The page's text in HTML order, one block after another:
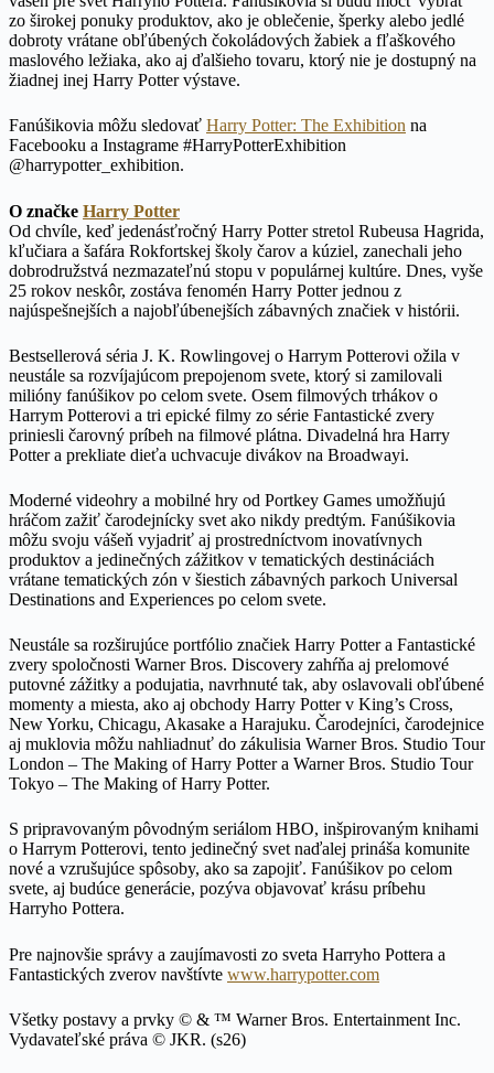
zo širokej ponuky produktov, ako je oblečenie, šperky alebo jedlé
dobroty vrátane obľúbených čokoládových žabiek a fľaškového
maslového ležiaka, ako aj ďalšieho tovaru, ktorý nie je dostupný na
žiadnej inej Harry Potter výstave.
Fanúšikovia môžu sledovať Harry Potter: The Exhibition na
Facebooku a Instagrame #HarryPotterExhibition
@harrypotter_exhibition.
O značke Harry Potter
Od chvíle, keď jedenásťročný Harry Potter stretol Rubeusa Hagrida,
kľučiara a šafára Rokfortskej školy čarov a kúziel, zanechali jeho
dobrodružstvá nezmazateľnú stopu v populárnej kultúre. Dnes, vyše
25 rokov neskôr, zostáva fenomén Harry Potter jednou z
najúspešnejších a najobľúbenejších zábavných značiek v histórii.
Bestsellerová séria J. K. Rowlingovej o Harrym Potterovi ožila v
neustále sa rozvíjajúcom prepojenom svete, ktorý si zamilovali
milióny fanúšikov po celom svete. Osem filmových trhákov o
Harrym Potterovi a tri epické filmy zo série Fantastické zvery
priniesli čarovný príbeh na filmové plátna. Divadelná hra Harry
Potter a prekliate dieťa uchvacuje divákov na Broadwayi.
Moderné videohry a mobilné hry od Portkey Games umožňujú
hráčom zažiť čarodejnícky svet ako nikdy predtým. Fanúšikovia
môžu svoju vášeň vyjadriť aj prostredníctvom inovatívnych
produktov a jedinečných zážitkov v tematických destináciách
vrátane tematických zón v šiestich zábavných parkoch Universal
Destinations and Experiences po celom svete.
Neustále sa rozširujúce portfólio značiek Harry Potter a Fantastické
zvery spoločnosti Warner Bros. Discovery zahŕňa aj prelomové
putovné zážitky a podujatia, navrhnuté tak, aby oslavovali obľúbené
momenty a miesta, ako aj obchody Harry Potter v King’s Cross,
New Yorku, Chicagu, Akasake a Harajuku. Čarodejníci, čarodejnice
aj muklovia môžu nahliadnuť do zákulisia Warner Bros. Studio Tour
London – The Making of Harry Potter a Warner Bros. Studio Tour
Tokyo – The Making of Harry Potter.
S pripravovaným pôvodným seriálom HBO, inšpirovaným knihami
o Harrym Potterovi, tento jedinečný svet naďalej prináša komunite
nové a vzrušujúce spôsoby, ako sa zapojiť. Fanúšikov po celom
svete, aj budúce generácie, pozýva objavovať krásu príbehu
Harryho Pottera.
Pre najnovšie správy a zaujímavosti zo sveta Harryho Pottera a
Fantastických zverov navštívte www.harrypotter.com
Všetky postavy a prvky © & ™ Warner Bros. Entertainment Inc.
Vydavateľské práva © JKR. (s26)